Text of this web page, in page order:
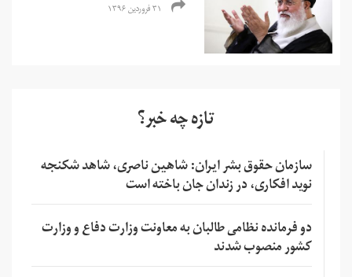
۳۱ فروردین ۱۳۹۶
تازه چه خبر؟
سازمان حقوق بشر ایران: شاهین ناصری، شاهد شکنجه
نوید افکاری، در زندان جان باخته است
دو فرمانده نظامی طالبان به معاونت وزارت دفاع و وزارت
کشور منصوب شدند